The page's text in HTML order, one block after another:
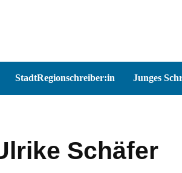
StadtRegionschreiber:in Junges
Schäfer